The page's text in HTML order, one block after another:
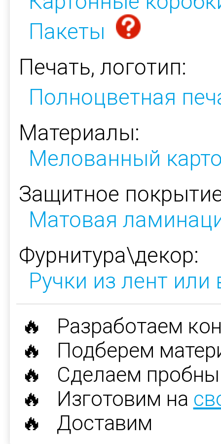
Пакеты
Печать, логотип:
Полноцветная
Материалы:
Мелованный
Защитное
Матовая
Фурнитура\декор:
Ручки из лент или
🔥 Разработаем
🔥 Подберем
🔥 Сделаем
🔥 Изготовим на
🔥 Доставим